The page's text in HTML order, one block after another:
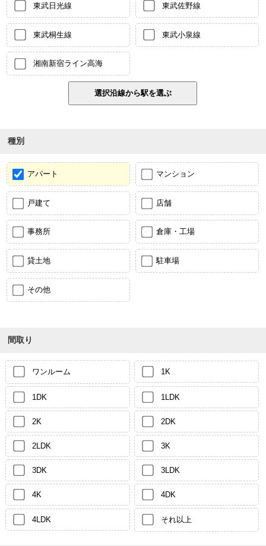
東武日光線 東武佐野線
東武桐生線 東武小泉線
湘南新宿ライン高海
種別
アパート マンション
戸建て 店舗
事務所 倉庫・工場
貸土地 駐車場
その他
間取り
ワンルーム 1K
1DK 1LDK
2K 2DK
2LDK 3K
3DK 3LDK
4K 4DK
4LDK それ以上